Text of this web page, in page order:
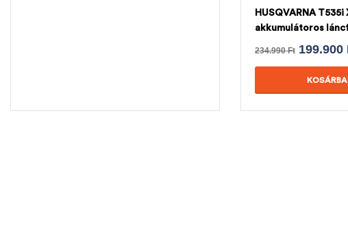
HUSQVARNA T535i
akkumulátoros
AJÁNDÉK
234.990Ft 199.900